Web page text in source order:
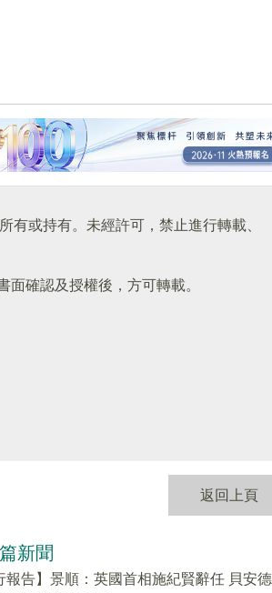
有或持有。未經許可，禁止進行轉載、
面確認及授權後，方可轉載。
返回上頁
新聞
報告】景順：英國首相施紀賢辭任 貝安德